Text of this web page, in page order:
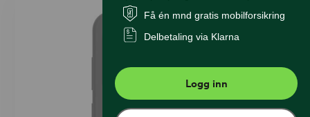
Få én mnd gratis mobilforsikring
Delbetaling via Klarna
Logg inn